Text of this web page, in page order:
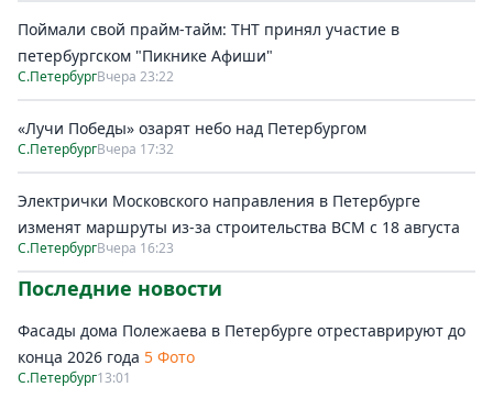
Поймали свой прайм-тайм: ТНТ принял участие в
петербургском "Пикнике Афиши"
С.ПетербургВчера 23:22
«Лучи Победы» озарят небо над Петербургом
С.ПетербургВчера 17:32
Электрички Московского направления в Петербурге
изменят маршруты из-за строительства ВСМ с 18 августа
С.ПетербургВчера 16:23
Последние новости
Фасады дома Полежаева в Петербурге отреставрируют до
конца 2026 года 5 Фото
С.Петербург13:01